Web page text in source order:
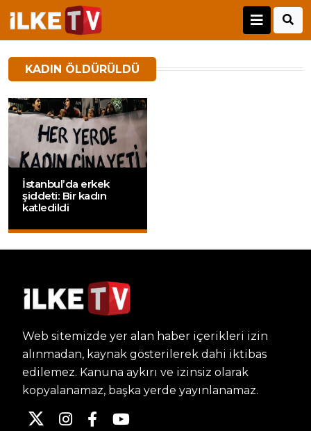
KADIN ÖLDÜRÜLDÜ
İstanbul’da erkek
şiddeti: Bir kadın
katledildi
Web sitemizde yer alan haber içerikleri izin
alınmadan, kaynak gösterilerek dahi iktibas
edilemez. Kanuna aykırı ve izinsiz olarak
kopyalanamaz, başka yerde yayınlanamaz.